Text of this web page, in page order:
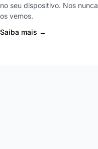
no seu dispositivo. Nos nunca
os vemos.
Saiba mais →